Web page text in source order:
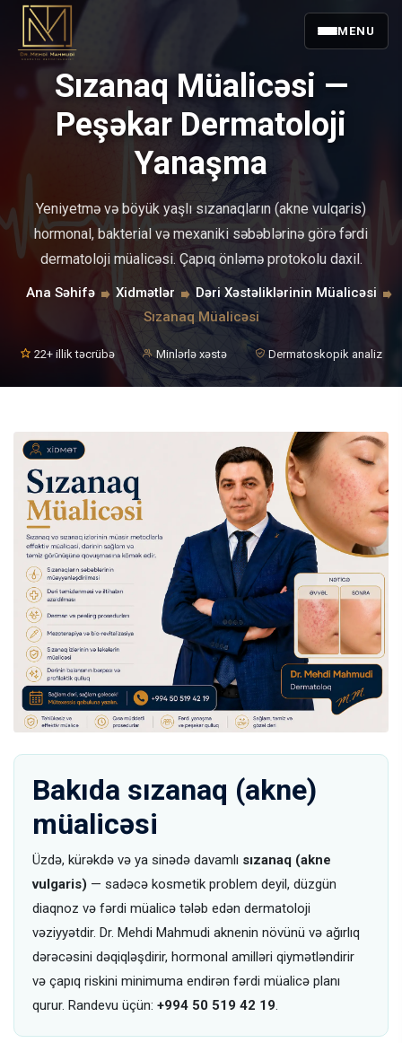
MENU
Sızanaq Müalicəsi —
Peşəkar Dermatoloji
Yanaşma
Yeniyetmə və böyük yaşlı sızanaqların (akne vulqaris)
hormonal, bakterial və mexaniki səbəblərinə görə fərdi
dermatoloji müalicəsi. Çapıq önləmə protokolu daxil.
Ana Səhifə Xidmətlər
Dəri Xəstəliklərinin Müalicəsi
Sızanaq Müalicəsi
22+ illik təcrübə Minlərlə xəstə Dermatoskopik analiz
Bakıda sızanaq (akne)
müalicəsi
Üzdə, kürəkdə və ya sinədə davamlı sızanaq (akne
vulgaris) — sadəcə kosmetik problem deyil, düzgün
diaqnoz və fərdi müalicə tələb edən dermatoloji
vəziyyətdir. Dr. Mehdi Mahmudi aknenin növünü və ağırlıq
dərəcəsini dəqiqləşdirir, hormonal amilləri qiymətləndirir
və çapıq riskini minimuma endirən fərdi müalicə planı
qurur. Randevu üçün: +994 50 519 42 19